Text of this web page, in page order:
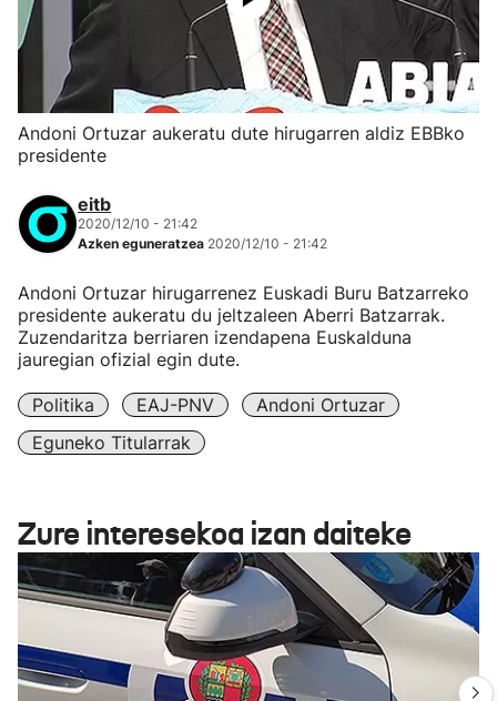
Andoni Ortuzar aukeratu dute hirugarren aldiz EBBko
presidente
eitb
2020/12/10 - 21:42
Azken eguneratzea 2020/12/10 - 21:42
Andoni Ortuzar hirugarrenez Euskadi Buru Batzarreko
presidente aukeratu du jeltzaleen Aberri Batzarrak.
Zuzendaritza berriaren izendapena Euskalduna
jauregian ofizial egin dute.
Politika EAJ-PNV
Andoni Ortuzar
Eguneko Titularrak
Zure interesekoa izan daiteke